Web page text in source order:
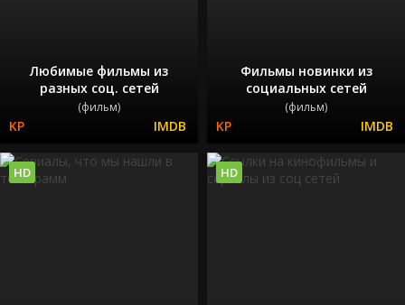
Любимые фильмы из
разных соц. сетей
(фильм)
Фильмы новинки из
социальных сетей
(фильм)
HD HD